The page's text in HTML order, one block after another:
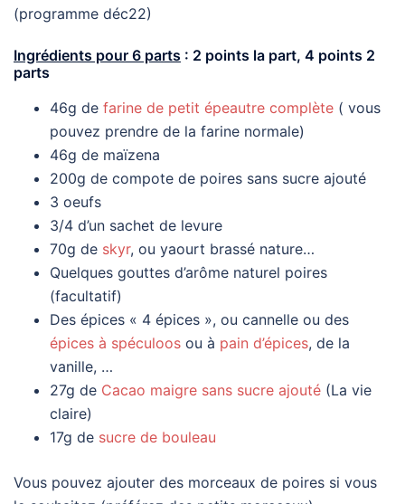
(programme déc22)
Ingrédients pour 6 parts : 2 points la part, 4 points 2
parts
46g de farine de petit épeautre complète ( vous
pouvez prendre de la farine normale)
46g de maïzena
200g de compote de poires sans sucre ajouté
3 oeufs
3/4 d’un sachet de levure
70g de skyr, ou yaourt brassé nature…
Quelques gouttes d’arôme naturel poires
(facultatif)
Des épices « 4 épices », ou cannelle ou des
épices à spéculoos ou à pain d’épices, de la
vanille, …
27g de Cacao maigre sans sucre ajouté (La vie
claire)
17g de sucre de bouleau
Vous pouvez ajouter des morceaux de poires si vous